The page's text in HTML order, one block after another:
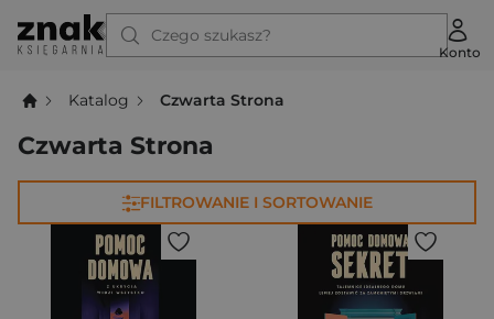
Czego szukasz?
Konto
Katalog Czwarta Strona
Czwarta Strona
FILTROWANIE I SORTOWANIE